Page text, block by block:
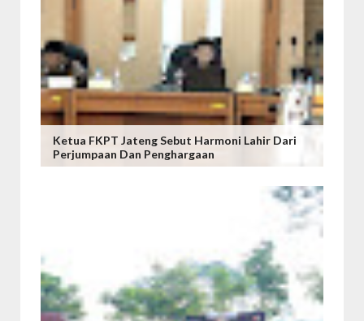
Ketua FKPT Jateng Sebut Harmoni Lahir Dari
Perjumpaan Dan Penghargaan